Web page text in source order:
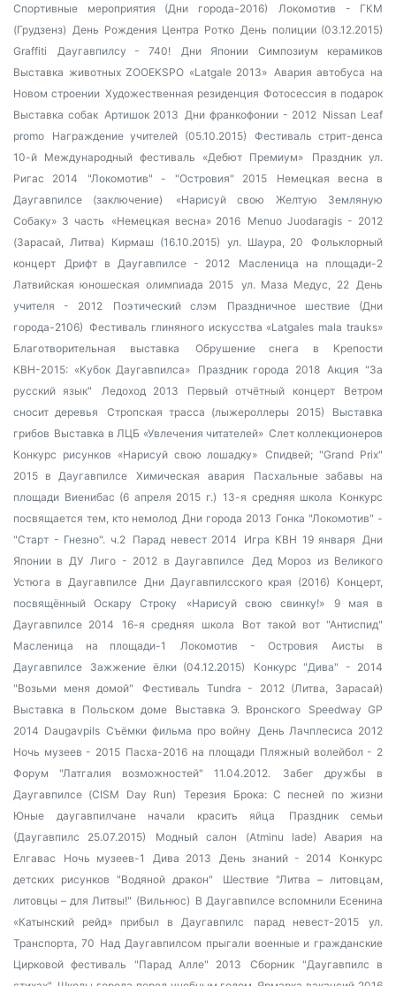
Спортивные мероприятия (Дни города-2016)
Локомотив - ГКМ
(Грудзенз) День Рождения Центра Ротко День полиции (03.12.2015)
Graffiti
Даугавпилсу - 740! Дни Японии
Симпозиум керамиков
Выставка животных ZOOEKSPO «Latgale 2013» Авария автобуса на
Новом строении Художественная резиденция Фотосессия в подарок
Выставка собак Артишок 2013 Дни франкофонии - 2012 Nissan Leaf
promo
Награждение учителей (05.10.2015)
Фестиваль стрит-денса
10-й Международный фестиваль «Дебют Премиум»
Праздник ул.
Ригас 2014
"Локомотив" - "Островия" 2015
Немецкая весна в
Даугавпилсе (заключение)
«Нарисуй свою Желтую Земляную
Собаку» 3 часть
«Немецкая весна» 2016 Menuo Juodaragis - 2012
(Зарасай, Литва)
Кирмаш (16.10.2015) ул. Шаура, 20
Фольклорный
концерт
Дрифт в Даугавпилсе - 2012
Масленица на площади-2
Латвийская юношеская олимпиада 2015 ул. Маза Медус, 22 День
учителя - 2012
Поэтический слэм
Праздничное шествие (Дни
города-2106) Фестиваль глиняного искусства «Latgales mala trauks»
Благотворительная выставка
Обрушение снега в Крепости
КВН-2015: «Кубок Даугавпилса»
Праздник города 2018 Акция "За
русский язык"
Ледоход 2013 Первый отчётный концерт
Ветром
сносит деревья
Стропская трасса (лыжероллеры 2015)
Выставка
грибов Выставка в ЛЦБ «Увлечения читателей» Слет коллекционеров
Конкурс рисунков «Нарисуй свою лошадку»
Спидвей; "Grand Prix"
2015 в Даугавпилсе
Химическая авария
Пасхальные забавы на
площади Виенибас (6 апреля 2015 г.) 13-я средняя школа
Конкурс
посвящается тем, кто немолод Дни города 2013 Гонка "Локомотив" -
"Старт - Гнезно". ч.2 Парад невест 2014 Игра КВН 19 января
Дни
Японии в ДУ Лиго - 2012 в Даугавпилсе Дед Мороз из Великого
Устюга в Даугавпилсе Дни Даугавпилсского края (2016)
Концерт,
посвящённый Оскару Строку
«Нарисуй свою свинку!»
9 мая в
Даугавпилсе 2014
16-я средняя школа
Вот такой вот "Антиспид"
Масленица на площади-1
Локомотив - Островия
Аисты в
Даугавпилсе
Зажжение ёлки (04.12.2015)
Конкурс "Дива" - 2014
"Возьми меня домой"
Фестиваль Tundra - 2012 (Литва, Зарасай)
Выставка в Польском доме
Выставка Э. Вронского
Speedway GP
2014 Daugavpils Съёмки фильма про войну День Лачплесиса 2012
Ночь музеев - 2015 Пасха-2016 на площади Пляжный волейбол - 2
Форум "Латгалия возможностей" 11.04.2012.
Забег дружбы в
Даугавпилсе (CISM Day Run)
Терезия Брока: С песней по жизни
Юные даугавпилчане начали красить яйца
Праздник семьи
(Даугавпилс 25.07.2015)
Модный салон (Atminu lade) Авария на
Елгавас
Ночь музеев-1 Дива 2013 День знаний - 2014
Конкурс
детских рисунков "Водяной дракон"
Шествие "Литва – литовцам,
литовцы – для Литвы!" (Вильнюс) В Даугавпилсе вспомнили Есенина
«Катынский рейд» прибыл в Даугавпилс
парад невест-2015
ул.
Транспорта, 70 Над Даугавпилсом прыгали военные и гражданские
Цирковой фестиваль "Парад Алле" 2013
Сборник "Даугавпилс в